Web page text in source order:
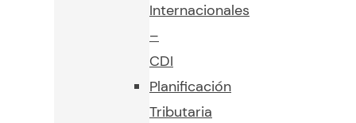
Internacionales
–
CDI
Planificación
Tributaria